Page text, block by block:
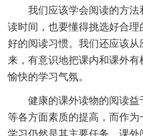
我们应该学会阅读的方
读时间，也要懂得挑选好合
好的阅读习惯。我们还应该
来，有意识地把课内和课外
愉快的学习气氛。
健康的课外读物的阅读
等各方面素质的提高，而作